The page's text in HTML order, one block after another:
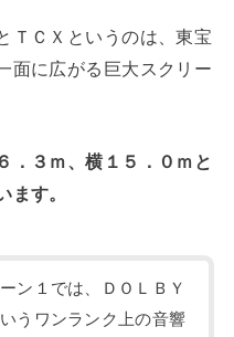
ＴＣＸというのは、東宝
面に広がる巨大スクリー
．３ｍ、横１５．０ｍと
ます。
ン１では、ＤＯＬＢＹ
うワンランク上の音響